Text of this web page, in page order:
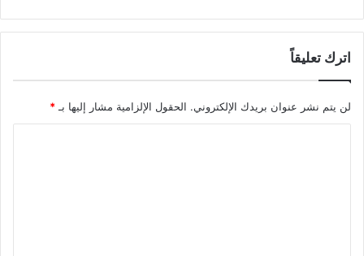
اترك تعليقاً
لن يتم نشر عنوان بريدك الإلكتروني. الحقول الإلزامية مشار إليها بـ *